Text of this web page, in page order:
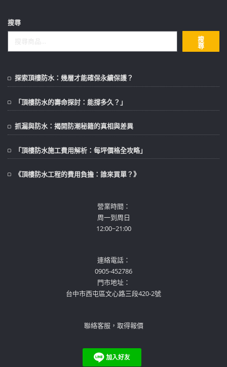
搜尋
搜
尋
探索頂樓防水：幾層才能確保永續保護？
「頂樓防水的壽命探討：能撐多久？」
抓漏與防水：揭開防潮秘籍的真相與差異
「頂樓防水施工費用解析：每坪價格全攻略」
《頂樓防水工程的費用負擔：誰來買單？》
營業時間：
周一到周日
12:00~21:00
連絡電話：
0905-452786
門市地址：
台中市西屯區文心路三段420-2號
聯絡客服，取得報價